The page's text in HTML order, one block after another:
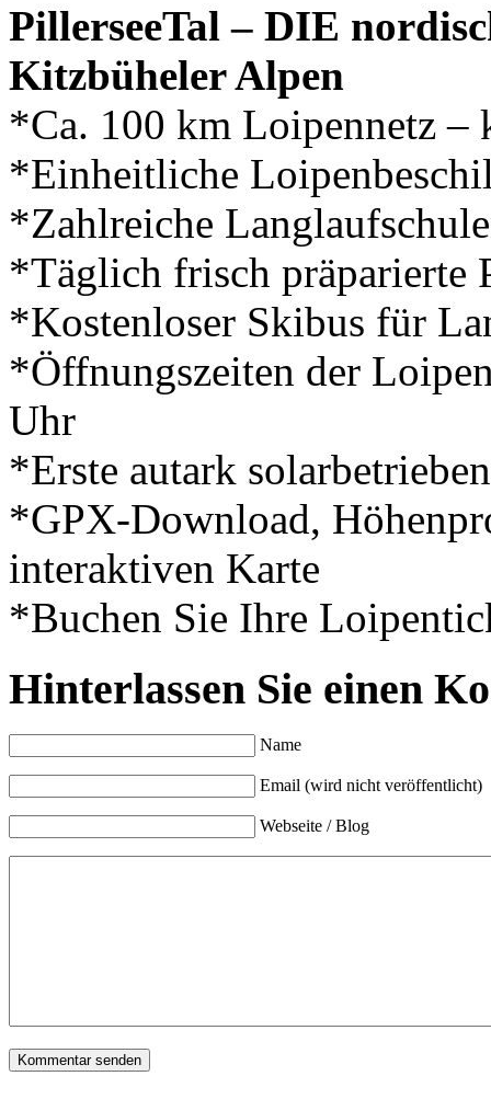
PillerseeTal – DIE
Kitzbüheler Alpen
*Ca. 100 km Loipennetz –
*Einheitliche
*Zahlreiche
*Täglich frisch präparierte
*Kostenloser Skibus für
*Öffnungszeiten der
Uhr
*Erste autark
*GPX-Download,
interaktiven Karte
*Buchen Sie Ihre
Hinterlassen Sie einen
Name
Email (wird nicht veröffentlicht)
Webseite / Blog